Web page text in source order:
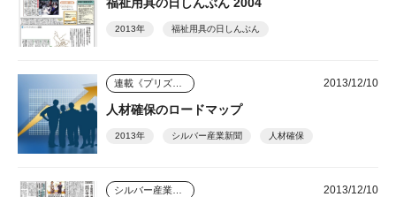
2013年 福祉用具の日しんぶん
2013/12/10
人材確保のロードマップ
2013年 シルバー産業新聞 人材確保
2013/12/10